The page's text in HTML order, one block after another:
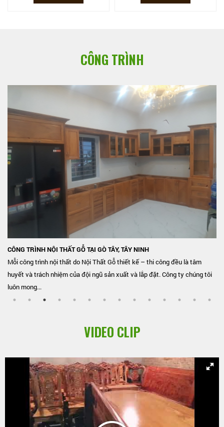
CÔNG TRÌNH
CÔNG TRÌNH NỘI THẤT GỖ TẠI GÒ TÂY, TÂY NINH
Mỗi công trình nội thất do Nội Thất Gỗ thiết kế – thi công đều là tâm
huyết và trách nhiệm của đội ngũ sản xuất và lắp đặt. Công ty chúng tôi
luôn mong...
VIDEO CLIP